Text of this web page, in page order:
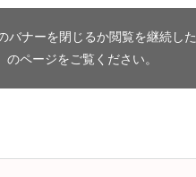
ナーを閉じるか閲覧を継続し
」のページをご覧ください。